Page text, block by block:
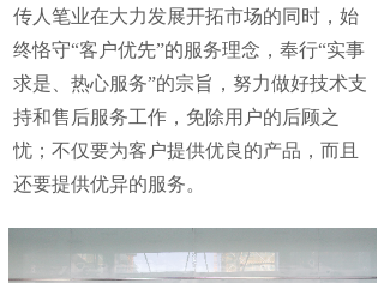
传人笔业在大力发展开拓市场的同时，始
终恪守“客户优先”的服务理念，奉行“实事
求是、热心服务”的宗旨，努力做好技术支
持和售后服务工作，免除用户的后顾之
忧；不仅要为客户提供优良的产品，而且
还要提供优异的服务。